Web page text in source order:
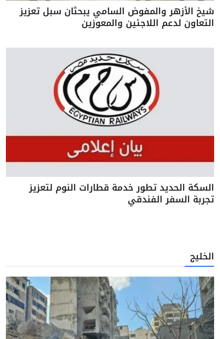
شيخ الأزهر والمفوض السامي يبحثان سبل تعزيز
التعاون لدعم اللاجئين والمعوزين
السكة الحديد تطور خدمة قطارات النوم لتعزيز
تجربة السفر الفندقي
الخليج